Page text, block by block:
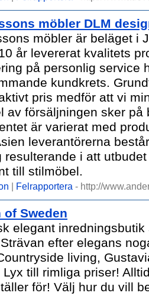
möbler DLM
möbler är beläget i
år levererat kvalitets
på personlig service
kundkrets.
pris medför att vi
av försäljningen sker
är varierat med
leverantörerna
resulterande i att
till stilmöbel.
| Felrapportera - http://
of Sweden
elegant
efter elegans
living,
Lyx till rimliga priser!
för! Välj hur du vill